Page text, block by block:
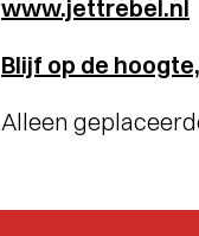
www.jettrebel.nl
Blijf op de
Alleen